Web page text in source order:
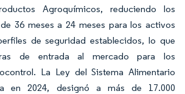
Agroquímicos, reduciendo los
36 meses a 24 meses para los activos
de seguridad establecidos, lo que
de entrada al mercado para los
La Ley del Sistema Alimentario
en 2024, designó a más de 17.000